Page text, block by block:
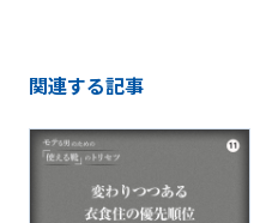
関連する記事